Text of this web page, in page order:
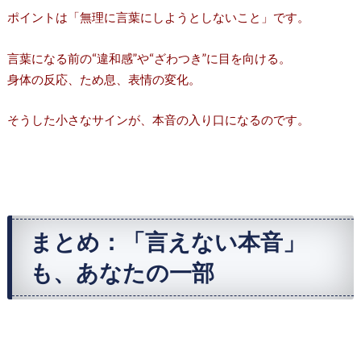
ポイントは「無理に言葉にしようとしないこと」です。
言葉になる前の“違和感”や“ざわつき”に目を向ける。
身体の反応、ため息、表情の変化。
そうした小さなサインが、本音の入り口になるのです。
まとめ：「言えない本音」
も、あなたの一部